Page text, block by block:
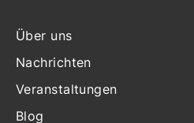
Über uns
Nachrichten
Veranstaltungen
Blog